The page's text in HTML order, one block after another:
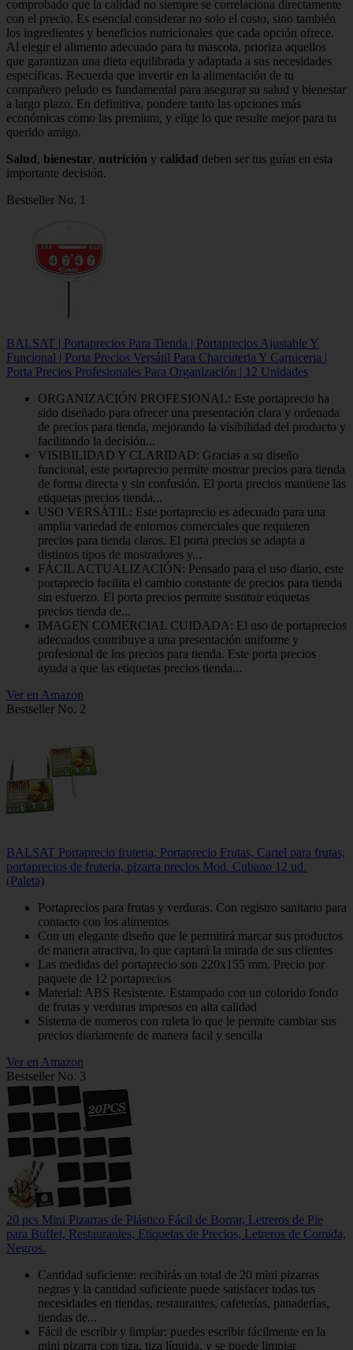
comprobado que la calidad no siempre se correlaciona directamente
con el precio. Es esencial considerar no solo el costo, sino también
los ingredientes y beneficios nutricionales que cada opción ofrece.
Al elegir el alimento adecuado para tu mascota, prioriza aquellos
que garantizan una dieta equilibrada y adaptada a sus necesidades
específicas. Recuerda que invertir en la alimentación de tu
compañero peludo es fundamental para asegurar su salud y bienestar
a largo plazo. En definitiva, pondere tanto las opciones más
económicas como las premium, y elige lo que resulte mejor para tu
querido amigo.
Salud , bienestar, nutrición y calidad deben ser tus guías en esta
importante decisión.
Bestseller No. 1
BALSAT | Portaprecios Para Tienda | Portaprecios Ajustable Y
Funcional | Porta Precios Versátil Para Charcuteria Y Carniceria |
Porta Precios Profesionales Para Organización | 12 Unidades
ORGANIZACIÓN PROFESIONAL: Este portaprecio ha
sido diseñado para ofrecer una presentación clara y ordenada
de precios para tienda, mejorando la visibilidad del producto y
facilitando la decisión...
VISIBILIDAD Y CLARIDAD: Gracias a su diseño
funcional, este portaprecio permite mostrar precios para tienda
de forma directa y sin confusión. El porta precios mantiene las
etiquetas precios tienda...
USO VERSÁTIL: Este portaprecio es adecuado para una
amplia variedad de entornos comerciales que requieren
precios para tienda claros. El porta precios se adapta a
distintos tipos de mostradores y...
FÁCIL ACTUALIZACIÓN: Pensado para el uso diario, este
portaprecio facilita el cambio constante de precios para tienda
sin esfuerzo. El porta precios permite sustituir etiquetas
precios tienda de...
IMAGEN COMERCIAL CUIDADA: El uso de portaprecios
adecuados contribuye a una presentación uniforme y
profesional de los precios para tienda. Este porta precios
ayuda a que las etiquetas precios tienda...
Ver en Amazon
Bestseller No. 2
BALSAT Portaprecio fruteria, Portaprecio Frutas, Cartel para frutas,
portaprecios de fruteria, pizarra precios Mod. Cubano 12 ud.
(Paleta)
Portaprecios para frutas y verduras. Con registro sanitario para
contacto con los alimentos
Con un elegante diseño que le permitirá marcar sus productos
de manera atractiva, lo que captará la mirada de sus clientes
Las medidas del portaprecio son 220x155 mm. Precio por
paquete de 12 portaprecios
Material: ABS Resistente. Estampado con un colorido fondo
de frutas y verduras impresos en alta calidad
Sistema de numeros con ruleta lo que le permite cambiar sus
precios diariamente de manera facil y sencilla
Ver en Amazon
Bestseller No. 3
20 pcs Mini Pizarras de Plástico Fácil de Borrar, Letreros de Pie
para Buffet, Restaurantes, Etiquetas de Precios, Letreros de Comida,
Negros.
Cantidad suficiente: recibirás un total de 20 mini pizarras
negras y la cantidad suficiente puede satisfacer todas tus
necesidades en tiendas, restaurantes, cafeterías, panaderías,
tiendas de...
Fácil de escribir y limpiar: puedes escribir fácilmente en la
mini pizarra con tiza, tiza líquida, y se puede limpiar